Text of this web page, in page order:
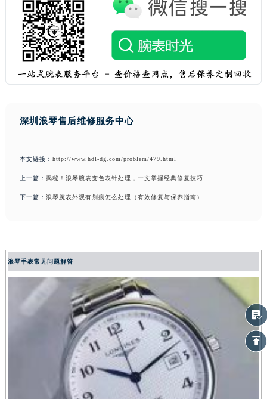
深圳浪琴售后维修服务中心
本文链接： http://www.hdl-dg.com/problem/479.html
上一篇： 揭秘！浪琴腕表变色表针处理，一文掌握经典修复技巧
下一篇： 浪琴腕表外观有划痕怎么处理（有效修复与保养指南）
浪琴手表常见问题解答